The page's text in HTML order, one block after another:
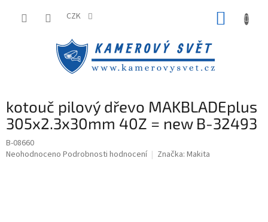
CZK
kotouč pilový dřevo MAKBLADEplus
305x2.3x30mm 40Z = new B-32493
B-08660
Průměrné
Neohodnoceno Podrobnosti hodnocení Značka: Makita